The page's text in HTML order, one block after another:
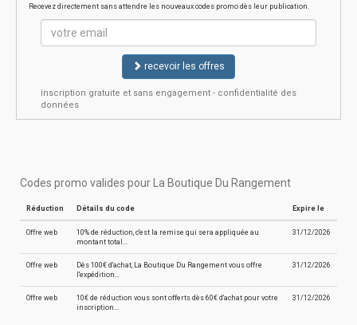
Recevez directement sans attendre les nouveaux codes promo dès leur publication.
recevoir les offres
inscription gratuite et sans engagement - confidentialité des
données
Codes promo valides pour La Boutique Du Rangement
Réduction Détails du code Expire le
Offre web
10% de réduction, c'est la remise qui sera appliquée au
montant total…
31/12/2026
Offre web
Dès 100€ d'achat, La Boutique Du Rangement vous offre
l'expédition…
31/12/2026
Offre web
10€ de réduction vous sont offerts dès 60€ d'achat pour votre
inscription…
31/12/2026